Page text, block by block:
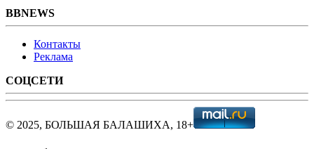
BBNEWS
Контакты
Реклама
СОЦСЕТИ
© 2025, БОЛЬШАЯ БАЛАШИХА, 18+